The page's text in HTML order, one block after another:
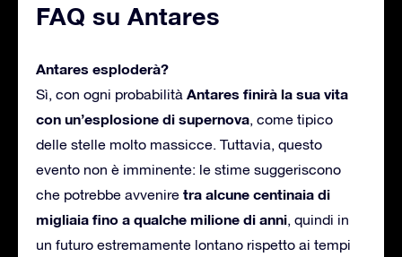
FAQ su Antares
Antares esploderà?
Sì, con ogni probabilità Antares finirà la sua vita
con un’esplosione di supernova, come tipico
delle stelle molto massicce. Tuttavia, questo
evento non è imminente: le stime suggeriscono
che potrebbe avvenire tra alcune centinaia di
migliaia fino a qualche milione di anni, quindi in
un futuro estremamente lontano rispetto ai tempi